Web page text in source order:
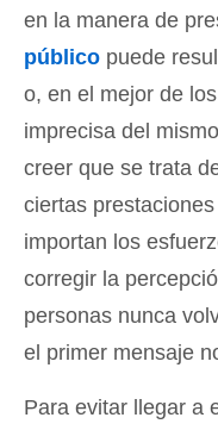
en la manera de
público puede
o, en el mejor de
imprecisa del
creer que se trata
ciertas
importan los
corregir la
personas nunca
el primer mensaje
Para evitar llegar a